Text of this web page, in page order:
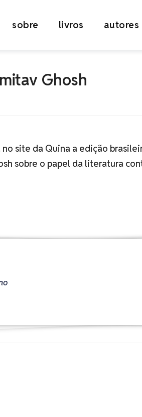
sobre livros autores
Ghosh
site da Quina a edição
sobre o papel da literatura